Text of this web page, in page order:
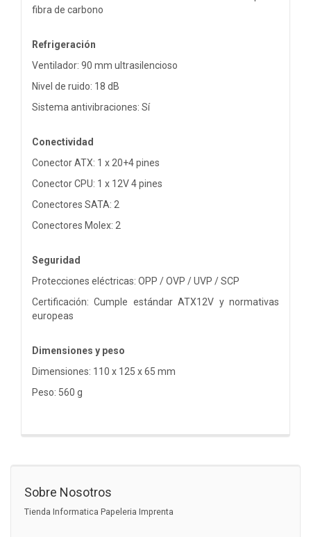
fibra de carbono
Refrigeración
Ventilador: 90 mm ultrasilencioso
Nivel de ruido: 18 dB
Sistema antivibraciones: Sí
Conectividad
Conector ATX: 1 x 20+4 pines
Conector CPU: 1 x 12V 4 pines
Conectores SATA: 2
Conectores Molex: 2
Seguridad
Protecciones eléctricas: OPP / OVP / UVP / SCP
Certificación: Cumple estándar ATX12V y normativas
europeas
Dimensiones y peso
Dimensiones: 110 x 125 x 65 mm
Peso: 560 g
Sobre Nosotros
Tienda Informatica Papeleria Imprenta